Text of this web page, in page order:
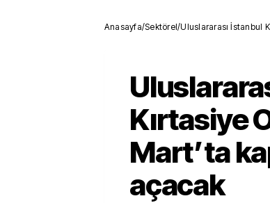
Anasayfa/Sektörel/Uluslararası İstanbul
Kırtasiye
Mart’ta
açacak